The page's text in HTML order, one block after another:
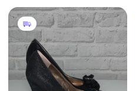
оригинал бренд курточка
большой размер xl,l